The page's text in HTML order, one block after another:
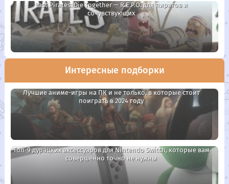
Last Pirates: Die Together — R.E.P.O. для пиратов и
сочувствующих
Интересные подборки
Лучшие аниме-игры на ПК и не только, в которые стоит
поиграть в 2024 году
Топ-9 дурацких аксессуаров для Nintendo Switch, которые вам
совершенно точно не нужны